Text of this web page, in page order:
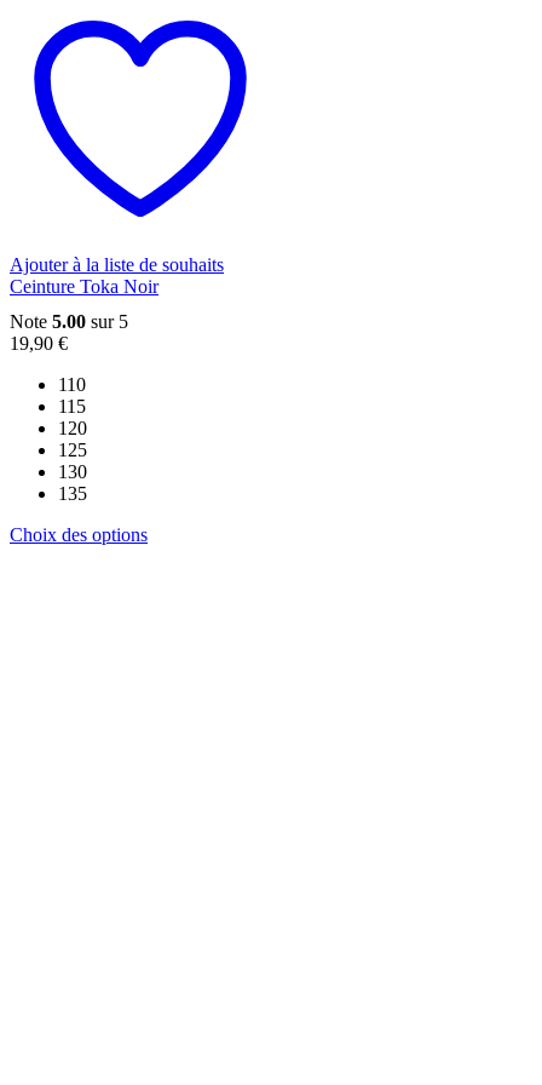
plusieurs
variations.
Les
options
peuvent
être
choisies
du
produit
Ajouter à la liste de souhaits
Ceinture Toka Noir
Note 5.00 sur 5
19,90 €
110
115
120
125
130
135
Choix des optionsCe